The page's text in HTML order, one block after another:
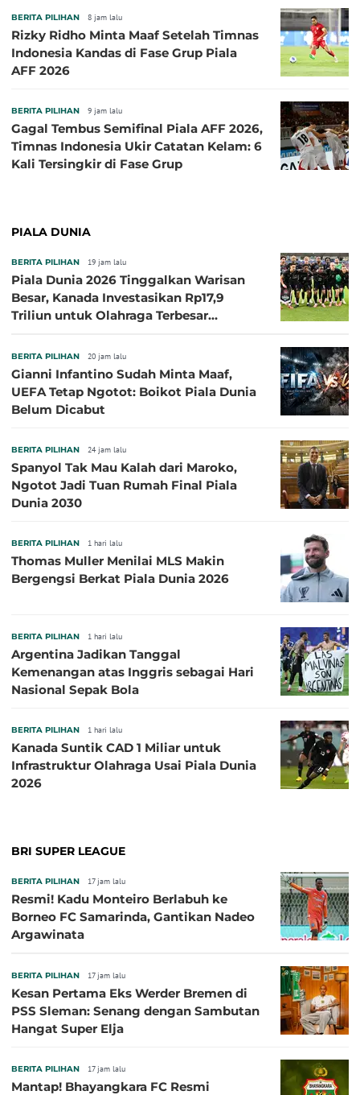
BERITA PILIHAN 8 jam lalu
Rizky Ridho Minta Maaf Setelah Timnas
Indonesia Kandas di Fase Grup Piala
AFF 2026
BERITA PILIHAN 9 jam lalu
Gagal Tembus Semifinal Piala AFF 2026,
Timnas Indonesia Ukir Catatan Kelam: 6
Kali Tersingkir di Fase Grup
PIALA DUNIA
BERITA PILIHAN 19 jam lalu
Piala Dunia 2026 Tinggalkan Warisan
Besar, Kanada Investasikan Rp17,9
Triliun untuk Olahraga Terbesar
BERITA PILIHAN 20 jam lalu
Gianni Infantino Sudah Minta Maaf,
UEFA Tetap Ngotot: Boikot Piala Dunia
Belum Dicabut
BERITA PILIHAN 24 jam lalu
Spanyol Tak Mau Kalah dari Maroko,
Ngotot Jadi Tuan Rumah Final Piala
Dunia 2030
BERITA PILIHAN 1 hari lalu
Thomas Muller Menilai MLS Makin
Bergengsi Berkat Piala Dunia 2026
BERITA PILIHAN 1 hari lalu
Argentina Jadikan Tanggal
Kemenangan atas Inggris sebagai Hari
Nasional Sepak Bola
BERITA PILIHAN 1 hari lalu
Kanada Suntik CAD 1 Miliar untuk
Infrastruktur Olahraga Usai Piala Dunia
2026
BRI SUPER LEAGUE
BERITA PILIHAN 17 jam lalu
Resmi! Kadu Monteiro Berlabuh ke
Borneo FC Samarinda, Gantikan Nadeo
Argawinata
BERITA PILIHAN 17 jam lalu
Kesan Pertama Eks Werder Bremen di
PSS Sleman: Senang dengan Sambutan
Hangat Super Elja
BERITA PILIHAN 17 jam lalu
Mantap! Bhayangkara FC Resmi